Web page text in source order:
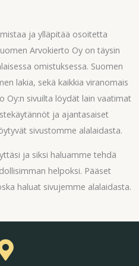
ja ylläpitää osoitetta
Arvokierto Oy on täysin
omistuksessa. Suomen
lakia, sekä kaikkia viranomais
Oy:n sivuilta löydät lain vaatimat
ja ajantasaiset
sivustomme alalaidasta.
ja siksi haluamme tehdä
helpoksi. Pääset
haluat sivujemme alalaidasta.